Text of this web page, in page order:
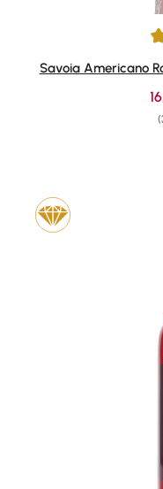
Durchschnittliche
Savoia Americano